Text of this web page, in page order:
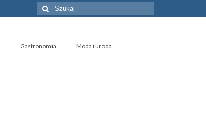
Szuklaj
w:
Gastronomia Moda i uroda